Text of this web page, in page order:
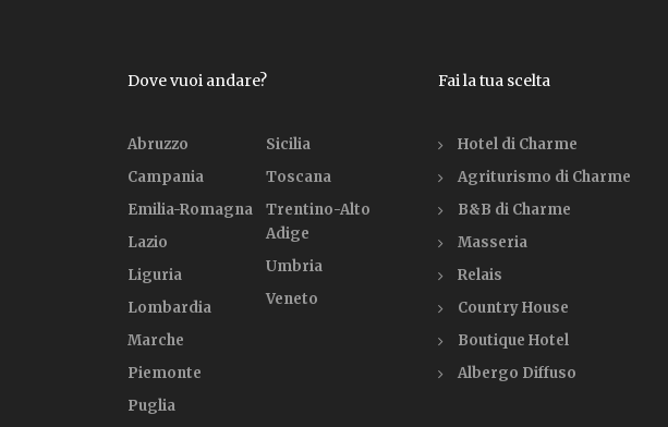
Dove vuoi andare?
Abruzzo
Campania
Emilia-Romagna
Lazio
Liguria
Lombardia
Marche
Piemonte
Puglia
Sicilia
Toscana
Trentino-Alto
Adige
Umbria
Veneto
Fai la tua scelta
Hotel di Charme
Agriturismo di Charme
B&B di Charme
Masseria
Relais
Country House
Boutique Hotel
Albergo Diffuso